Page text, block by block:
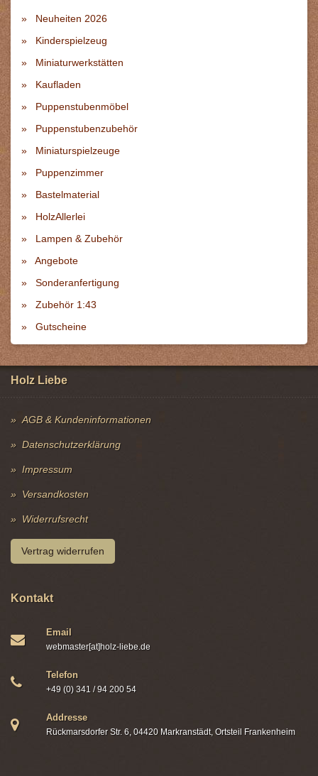
Neuheiten 2026
Kinderspielzeug
Miniaturwerkstätten
Kaufladen
Puppenstubenmöbel
Puppenstubenzubehör
Miniaturspielzeuge
Puppenzimmer
Bastelmaterial
HolzAllerlei
Lampen & Zubehör
Angebote
Sonderanfertigung
Zubehör 1:43
Gutscheine
Holz Liebe
AGB & Kundeninformationen
Datenschutzerklärung
Impressum
Versandkosten
Widerrufsrecht
Vertrag widerrufen
Kontakt
Email
webmaster[at]holz-liebe.de
Telefon
+49 (0) 341 / 94 200 54
Addresse
Rückmarsdorfer Str. 6, 04420 Markranstädt, Ortsteil Frankenheim